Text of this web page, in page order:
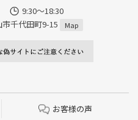
9:30～18:30
千代田町9-15
Map
お客様の声